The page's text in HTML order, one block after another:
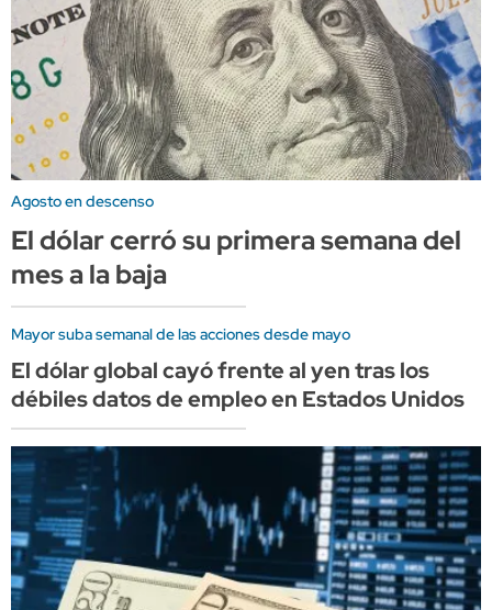
Agosto en descenso
El dólar cerró su primera semana del
mes a la baja
Mayor suba semanal de las acciones desde mayo
El dólar global cayó frente al yen tras los
débiles datos de empleo en Estados Unidos